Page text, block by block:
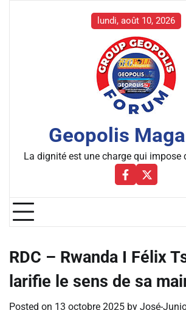
lundi, août 10, 2026
Geopolis
La dignité est une charge qui impose
Facebbok
X
RDC – Rwanda I Félix
larifie le sens de sa
Posted on 13 octobre 2025 by José-